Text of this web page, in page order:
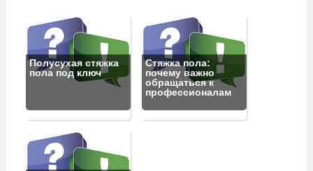
Полусухая стяжка
пола под ключ
Стяжка пола:
почему важно
обращаться к
профессионалам